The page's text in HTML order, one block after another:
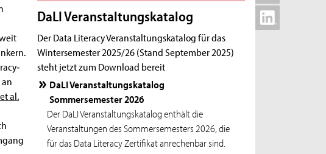
DaLI Veranstaltungskatalog
Der Data Literacy Veranstaltungskatalog für das
Wintersemester 2025/26 (Stand September 2025)
steht jetzt zum Download bereit
DaLI Veranstaltungskatalog
Sommersemester 2026
Der DaLI Veranstaltungskatalog enthält die
Veranstaltungen des Sommersemesters 2026, die
für das Data Literacy Zertifikat anrechenbar sind.
al.